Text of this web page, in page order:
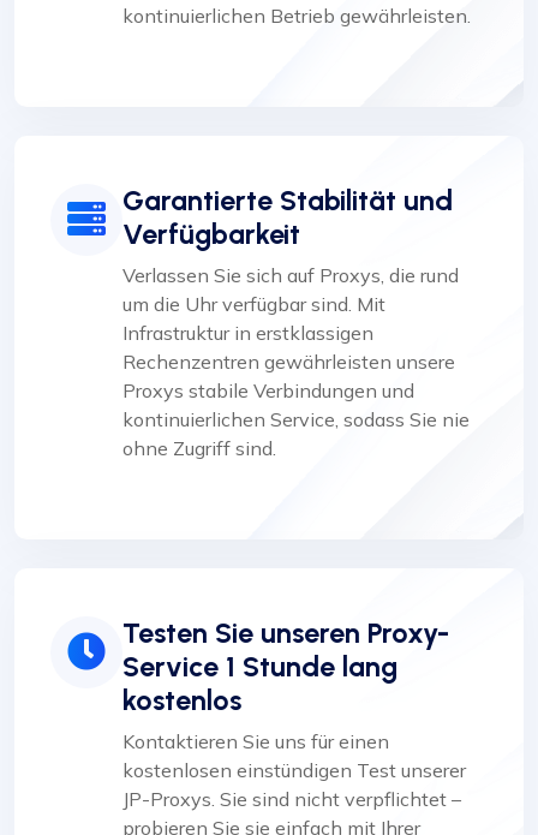
kontinuierlichen Betrieb gewährleisten.
Garantierte Stabilität und
Verfügbarkeit
Verlassen Sie sich auf Proxys, die rund
um die Uhr verfügbar sind. Mit
Infrastruktur in erstklassigen
Rechenzentren gewährleisten unsere
Proxys stabile Verbindungen und
kontinuierlichen Service, sodass Sie nie
ohne Zugriff sind.
Testen Sie unseren Proxy-
Service 1 Stunde lang
kostenlos
Kontaktieren Sie uns für einen
kostenlosen einstündigen Test unserer
JP-Proxys. Sie sind nicht verpflichtet –
probieren Sie sie einfach mit Ihrer